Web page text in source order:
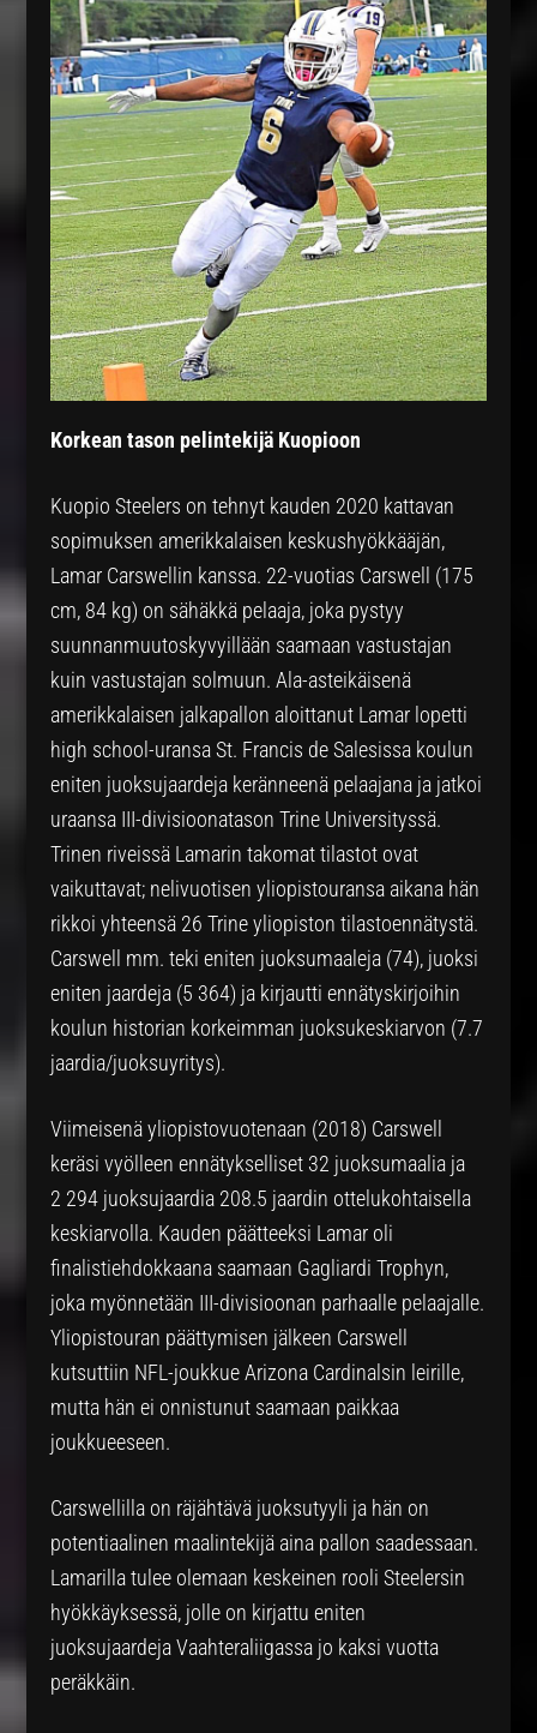
Korkean tason pelintekijä Kuopioon
Kuopio Steelers on tehnyt kauden 2020 kattavan
sopimuksen amerikkalaisen keskushyökkääjän,
Lamar Carswellin kanssa. 22-vuotias Carswell (175
cm, 84 kg) on sähäkkä pelaaja, joka pystyy
suunnanmuutoskyvyillään saamaan vastustajan
kuin vastustajan solmuun. Ala-asteikäisenä
amerikkalaisen jalkapallon aloittanut Lamar lopetti
high school-uransa St. Francis de Salesissa koulun
eniten juoksujaardeja keränneenä pelaajana ja jatkoi
uraansa III-divisioonatason Trine Universityssä.
Trinen riveissä Lamarin takomat tilastot ovat
vaikuttavat; nelivuotisen yliopistouransa aikana hän
rikkoi yhteensä 26 Trine yliopiston tilastoennätystä.
Carswell mm. teki eniten juoksumaaleja (74), juoksi
eniten jaardeja (5 364) ja kirjautti ennätyskirjoihin
koulun historian korkeimman juoksukeskiarvon (7.7
jaardia/juoksuyritys).
Viimeisenä yliopistovuotenaan (2018) Carswell
keräsi vyölleen ennätykselliset 32 juoksumaalia ja
2 294 juoksujaardia 208.5 jaardin ottelukohtaisella
keskiarvolla. Kauden päätteeksi Lamar oli
finalistiehdokkaana saamaan Gagliardi Trophyn,
joka myönnetään III-divisioonan parhaalle pelaajalle.
Yliopistouran päättymisen jälkeen Carswell
kutsuttiin NFL-joukkue Arizona Cardinalsin leirille,
mutta hän ei onnistunut saamaan paikkaa
joukkueeseen.
Carswellilla on räjähtävä juoksutyyli ja hän on
potentiaalinen maalintekijä aina pallon saadessaan.
Lamarilla tulee olemaan keskeinen rooli Steelersin
hyökkäyksessä, jolle on kirjattu eniten
juoksujaardeja Vaahteraliigassa jo kaksi vuotta
peräkkäin.